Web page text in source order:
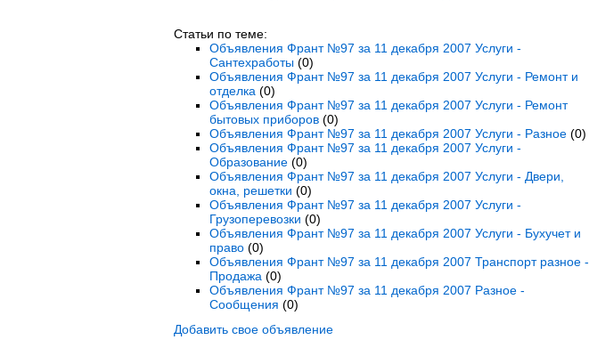
Статьи по теме:
Объявления Франт №97 за 11 декабря 2007 Услуги -
Сантехработы(0)
Объявления Франт №97 за 11 декабря 2007 Услуги - Ремонт и
отделка (0)
Объявления Франт №97 за 11 декабря 2007 Услуги - Ремонт
бытовых приборов(0)
Объявления Франт №97 за 11 декабря 2007 Услуги - Разное(0)
Объявления Франт №97 за 11 декабря 2007 Услуги -
Образование(0)
Объявления Франт №97 за 11 декабря 2007 Услуги - Двери,
окна, решетки (0)
Объявления Франт №97 за 11 декабря 2007 Услуги -
Грузоперевозки (0)
Объявления Франт №97 за 11 декабря 2007 Услуги - Бухучет и
право(0)
Объявления Франт №97 за 11 декабря 2007 Транспорт разное -
Продажа (0)
Объявления Франт №97 за 11 декабря 2007 Разное -
Сообщения (0)
Добавить свое объявление